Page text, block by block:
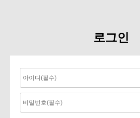
로그인